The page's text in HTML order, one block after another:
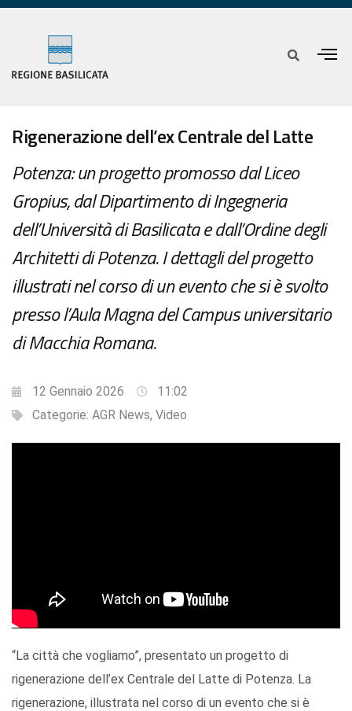
Rigenerazione dell’ex Centrale del Latte
Potenza: un progetto promosso dal Liceo
Gropius, dal Dipartimento di Ingegneria
dell’Università di Basilicata e dall’Ordine degli
Architetti di Potenza. I dettagli del progetto
illustrati nel corso di un evento che si è svolto
presso l’Aula Magna del Campus universitario
di Macchia Romana.
12 Gennaio 2026
11:02
Categorie: AGR News, Video
“La città che vogliamo”, presentato un progetto di
rigenerazione dell’ex Centrale del Latte di Potenza. La
rigenerazione, illustrata nel corso di un evento che si è